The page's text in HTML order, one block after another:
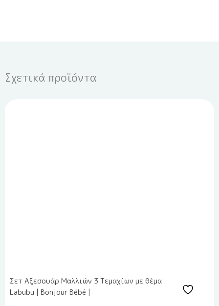
Σχετικά προϊόντα
Σετ Αξεσουάρ Μαλλιών 3 Τεμαχίων με θέμα
Labubu | Bonjour Bébé |